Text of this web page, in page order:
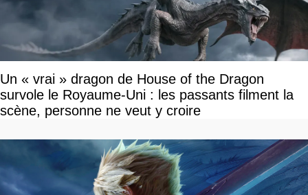
Un « vrai » dragon de House of the Dragon
survole le Royaume-Uni : les passants filment la
scène, personne ne veut y croire